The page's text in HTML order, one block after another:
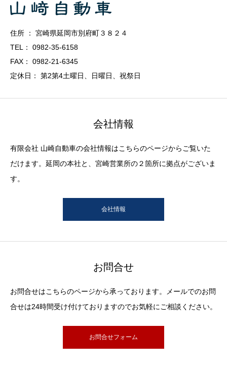
住所 ： 宮崎県延岡市別府町３８２４
TEL： 0982-35-6158
FAX： 0982-21-6345
定休日： 第2第4土曜日、日曜日、祝祭日
会社情報
有限会社 山崎自動車の会社情報はこちらのページからご覧いた
だけます。延岡の本社と、宮崎営業所の２箇所に拠点がございま
す。
会社情報
お問合せ
お問合せはこちらのページから承っております。メールでのお問
合せは24時間受け付けておりますのでお気軽にご相談ください。
お問合せフォーム